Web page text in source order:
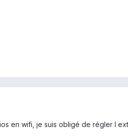
en wifi, je suis obligé de régler l